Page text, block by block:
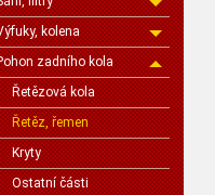
kolena
zadního kola
Řetězová kola
Řetěz, řemen
Kryty
Ostatní části